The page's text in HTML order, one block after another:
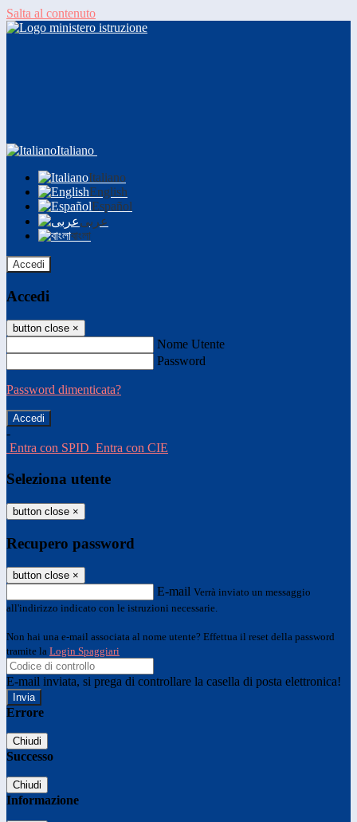
Salta al contenuto
Italiano
Italiano
English
Español
عربى
বাংলা
Accedi
Accedi
button close ×
Nome Utente
Password
Password dimenticata?
-
Entra con SPID Entra con CIE
Seleziona utente
button close ×
Recupero password
button close ×
E-mail Verrà inviato un messaggio
all'indirizzo indicato con le istruzioni necessarie.
Non hai una e-mail associata al nome utente? Effettua il reset della password
tramite la Login Spaggiari
E-mail inviata, si prega di controllare la casella di posta elettronica!
Errore
Chiudi
Successo
Chiudi
Informazione